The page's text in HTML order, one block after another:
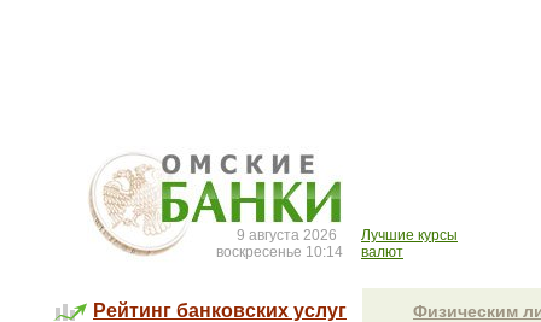
9 августа 2026
воскресенье 10:14
Лучшие курсы
валют
Рейтинг банковских услуг Физическим